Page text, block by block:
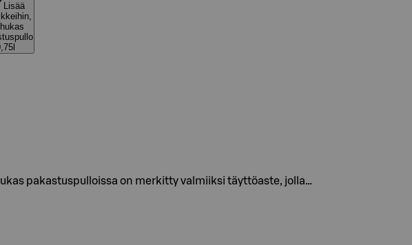
Lisää
pakastuspulloissa on merkitty valmiiksi täyttöaste, jolla…